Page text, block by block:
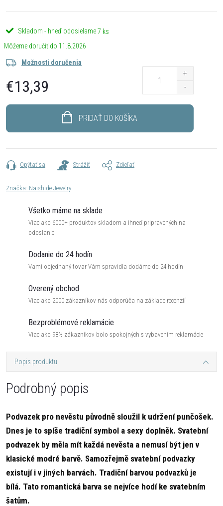
Skladom - hneď odosielame7 ks
11.8.2026
Možnosti doručenia
€13,39
PRIDAŤ DO KOŠÍKA
Opýtať sa Strážiť Zdieľať
Značka: Naishide Jewelry
Všetko máme na sklade
Viac ako 6000+ produktov skladom a ihneď pripravených na
odoslanie
Dodanie do 24 hodín
Vami objednaný tovar Vám spravidla dodáme do 24 hodín
Overený obchod
Viac ako 2000 zákazníkov nás odporúča na základe recenzií
Bezproblémové reklamácie
Viac ako 98% zákazníkov bolo spokojných s vybavením reklamácie
Popis produktu
Podrobný popis
Podvazek pro nevěstu původně sloužil k udržení punčošek.
Dnes je to spíše tradiční symbol a sexy doplněk. Svatební
podvazek by měla mít každá nevěsta a nemusí být jen v
klasické modré barvě. Samozřejmě svatební podvazky
existují i v jiných barvách. Tradiční barvou podvazků je
bílá. Tato romantická barva se nejvíce hodí ke svatebním
šatům.